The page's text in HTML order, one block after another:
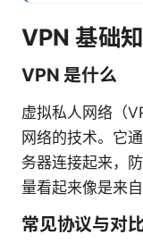
VPN 基础
VPN 是什么
虚拟私人网络（
网络的技术。它
务器连接起来，
量看起来像是来
常见协议与对